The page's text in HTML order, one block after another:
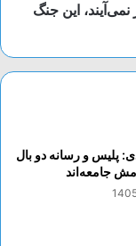
این جنگ
پلیس و رسانه دو بال
جامعه‌اند